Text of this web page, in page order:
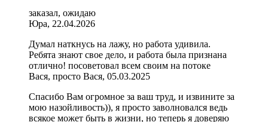
заказал, ожидаю
Юра, 22.04.2026
Думал наткнусь на лажу, но работа удивила.
Ребята знают свое дело, и работа была признана
отлично! посоветовал всем своим на потоке
Вася, просто Вася, 05.03.2025
Спасибо Вам огромное за ваш труд, и извините за
мою назойливость)), я просто заволновался ведь
всякое может быть в жизни, но теперь я доверяю